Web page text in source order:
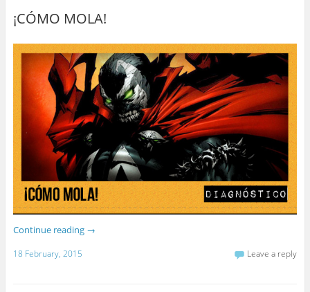
¡CÓMO MOLA!
Continue reading →
18 February, 2015 Leave a reply